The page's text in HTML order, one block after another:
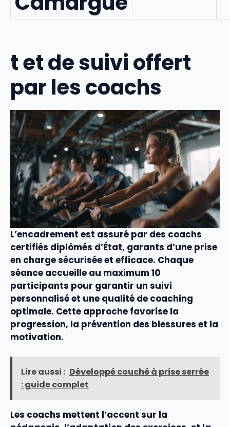
t et de suivi offert
par les coachs
L’encadrement est assuré par des coachs
certifiés diplômés d’État, garants d’une prise
en charge sécurisée et efficace. Chaque
séance accueille au maximum 10
participants pour garantir un suivi
personnaliséet une qualité de coaching
optimale. Cette approche favorise la
progression, la prévention des blessures et la
motivation.
Lire aussi : Développé couché à prise serrée
: guide complet
Les coachs mettent l’accent sur la